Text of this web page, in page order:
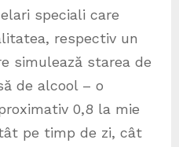
speciali care
respectiv un
simulează starea de
de alcool – o
0,8 la mie
pe timp de zi, cât